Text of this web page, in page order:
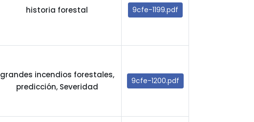
historia forestal 9cfe-1199.pdf
grandes incendios forestales,
predicción, Severidad
9cfe-1200.pdf